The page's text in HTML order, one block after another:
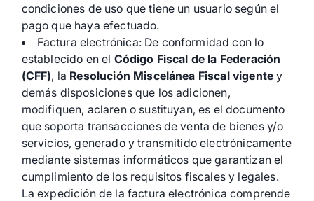
condiciones de uso que tiene un usuario según el
pago que haya efectuado.
Factura electrónica: De conformidad con lo
establecido en el Código Fiscal de la Federación
(CFF), la Resolución Miscelánea Fiscal vigente y
demás disposiciones que los adicionen,
modifiquen, aclaren o sustituyan, es el documento
que soporta transacciones de venta de bienes y/o
servicios, generado y transmitido electrónicamente
mediante sistemas informáticos que garantizan el
cumplimiento de los requisitos fiscales y legales.
La expedición de la factura electrónica comprende